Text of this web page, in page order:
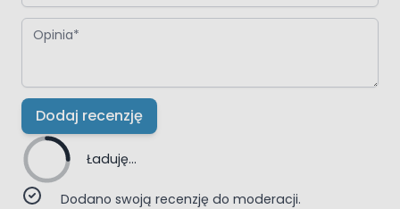
Opinia
Dodaj recenzję
Ładuję...
Dodano swoją recenzję do moderacji.